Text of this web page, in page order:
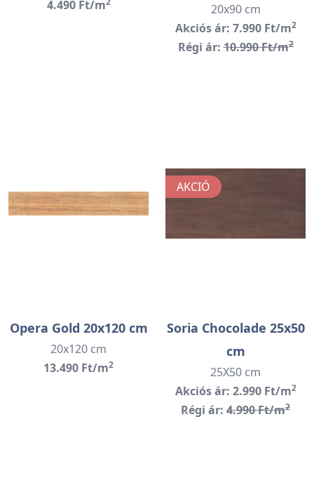
4.490 Ft/m
20x90 cm
Akciós ár: 7.990 Ft/m2
Régi ár:10.990 Ft/m2
Opera Gold 20x120 cm
20x120 cm
13.490 Ft/m2
AKCIÓ
Soria Chocolade 25x50
cm
25X50 cm
Akciós ár: 2.990 Ft/m2
Régi ár: 4.990 Ft/m2